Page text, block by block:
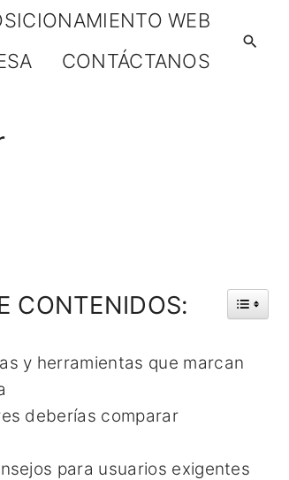
WEB
CONTÁCTANOS
CONTENIDOS:
y herramientas que marcan
deberías comparar
para usuarios exigentes